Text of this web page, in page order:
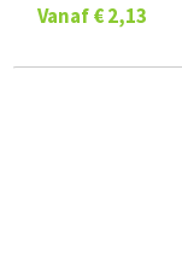
Vanaf € 2,13